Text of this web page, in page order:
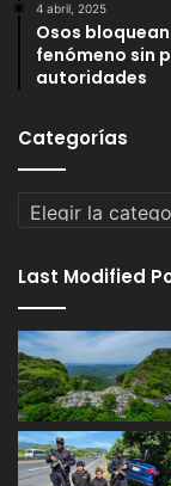
4 abril, 2025
Osos
fenómeno sin
autoridades
Categorías
Categorías
Last Modified